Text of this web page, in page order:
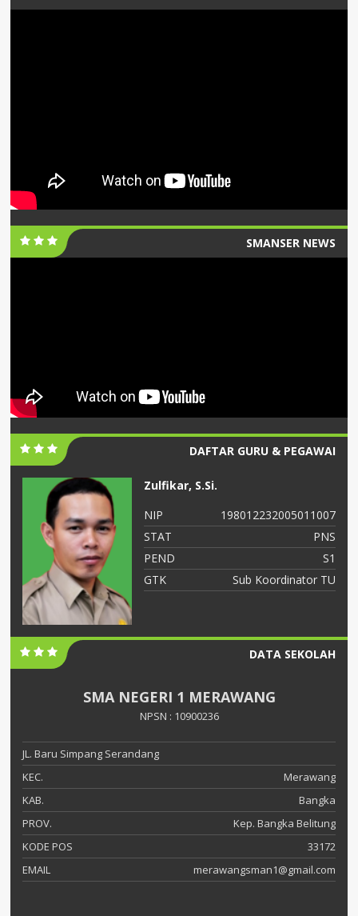
SMANSER NEWS
DAFTAR GURU & PEGAWAI
Zulfikar, S.Si.
NIP
198012232005011007
STAT
PNS
PEND
S1
GTK
Sub Koordinator TU
DATA SEKOLAH
SMA NEGERI 1 MERAWANG
NPSN : 10900236
JL. Baru Simpang Serandang
KEC.
Merawang
KAB.
Bangka
PROV.
Kep. Bangka Belitung
KODE POS
33172
EMAIL
merawangsman1@gmail.com